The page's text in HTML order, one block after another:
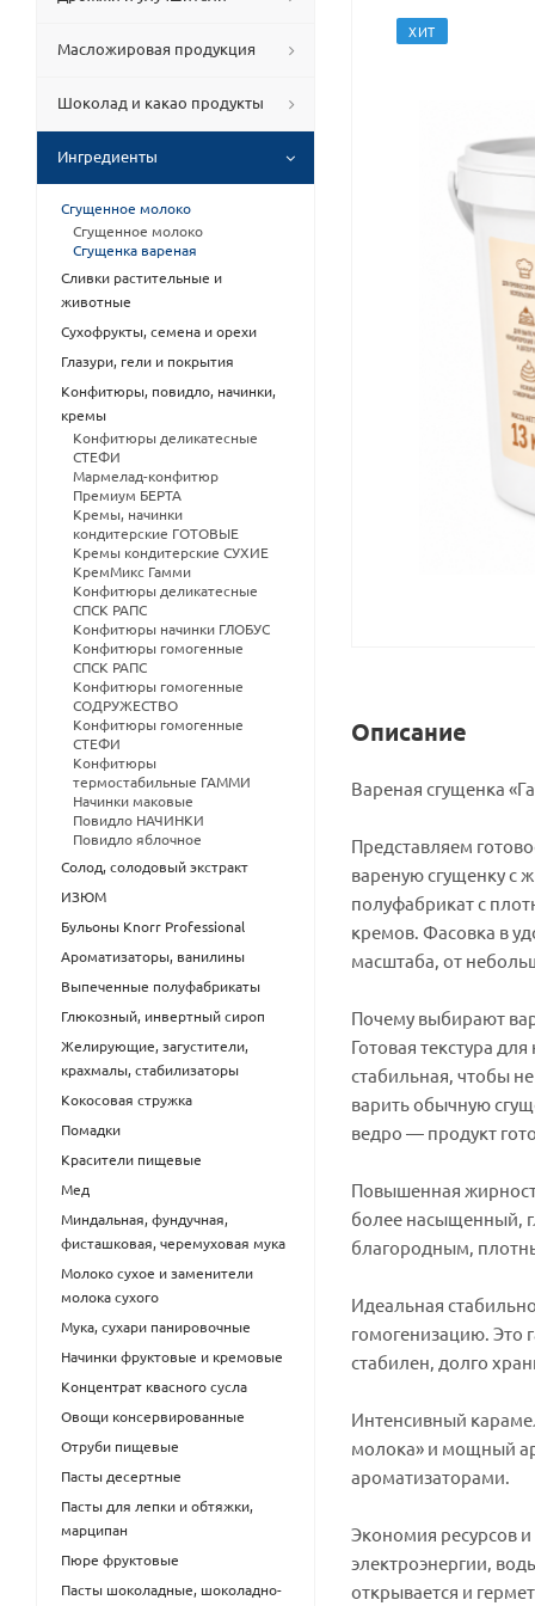
ХИТ
Описание
Вареная сгущенка
Представляем
вареную сгущенку с
полуфабрикат с
кремов. Фасовка в
масштаба, от
Почему выбирают
Готовая текстура
стабильная, чтобы
варить обычную
ведро — продукт
Повышенная
более насыщенный,
благородным,
Идеальная
гомогенизацию. Это
стабилен, долго
Интенсивный
молока» и мощный
ароматизаторами.
Экономия ресурсов
электроэнергии,
открывается и
Масложировая продукция
Шоколад и какао продукты
Ингредиенты
Сгущенное молоко
Сгущенное молоко
Сгущенка вареная
Сливки растительные и
животные
Сухофрукты, семена и орехи
Глазури, гели и покрытия
Конфитюры, повидло, начинки,
кремы
Конфитюры деликатесные
СТЕФИ
Мармелад-конфитюр
Премиум БЕРТА
Кремы, начинки
кондитерские ГОТОВЫЕ
Кремы кондитерские СУХИЕ
КремМикс Гамми
Конфитюры деликатесные
СПСК РАПС
Конфитюры начинки ГЛОБУС
Конфитюры гомогенные
СПСК РАПС
Конфитюры гомогенные
СОДРУЖЕСТВО
Конфитюры гомогенные
СТЕФИ
Конфитюры
термостабильные ГАММИ
Начинки маковые
Повидло НАЧИНКИ
Повидло яблочное
Солод, солодовый экстракт
ИЗЮМ
Бульоны Knorr Professional
Ароматизаторы, ванилины
Выпеченные полуфабрикаты
Глюкозный, инвертный сироп
Желирующие, загустители,
крахмалы, стабилизаторы
Кокосовая стружка
Помадки
Красители пищевые
Мед
Миндальная, фундучная,
фисташковая, черемуховая мука
Молоко сухое и заменители
молока сухого
Мука, сухари панировочные
Начинки фруктовые и кремовые
Концентрат квасного сусла
Овощи консервированные
Отруби пищевые
Пасты десертные
Пасты для лепки и обтяжки,
марципан
Пюре фруктовые
Пасты шоколадные, шоколадно-